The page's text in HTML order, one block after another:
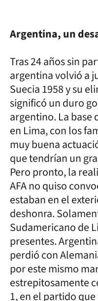
Argentina, un
Tras 24 años sin
argentina volvió a
Suecia 1958 y su
significó un duro
argentino. La base
en Lima, con los
muy buena
que tendrían un
Pero pronto, la
AFA no quiso
estaban en el
deshonra.
Sudamericano de
presentes.
perdió con
por este mismo
estrepitosamente
1, en el partido